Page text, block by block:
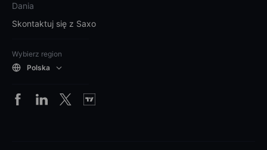
Dania
Skontaktuj się z Saxo
Wybierz region
Polska